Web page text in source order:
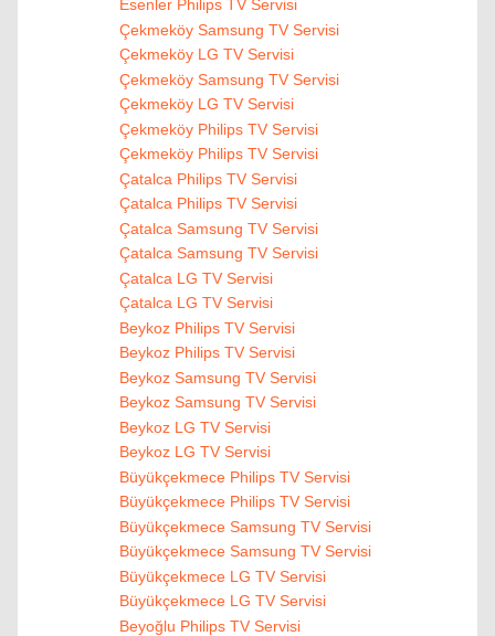
Esenler Philips TV Servisi
Çekmeköy Samsung TV Servisi
Çekmeköy LG TV Servisi
Çekmeköy Samsung TV Servisi
Çekmeköy LG TV Servisi
Çekmeköy Philips TV Servisi
Çekmeköy Philips TV Servisi
Çatalca Philips TV Servisi
Çatalca Philips TV Servisi
Çatalca Samsung TV Servisi
Çatalca Samsung TV Servisi
Çatalca LG TV Servisi
Çatalca LG TV Servisi
Beykoz Philips TV Servisi
Beykoz Philips TV Servisi
Beykoz Samsung TV Servisi
Beykoz Samsung TV Servisi
Beykoz LG TV Servisi
Beykoz LG TV Servisi
Büyükçekmece Philips TV Servisi
Büyükçekmece Philips TV Servisi
Büyükçekmece Samsung TV Servisi
Büyükçekmece Samsung TV Servisi
Büyükçekmece LG TV Servisi
Büyükçekmece LG TV Servisi
Beyoğlu Philips TV Servisi